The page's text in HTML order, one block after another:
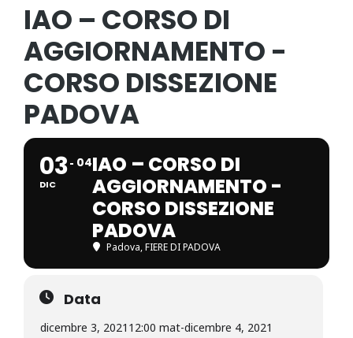
IAO – CORSO DI
AGGIORNAMENTO -
CORSO DISSEZIONE
PADOVA
03
DIC
04IAO – CORSO DI
AGGIORNAMENTO -
CORSO DISSEZIONE
PADOVA
Padova, FIERE DI PADOVA
Data
dicembre 3, 2021 12:00 mat-dicembre 4, 2021